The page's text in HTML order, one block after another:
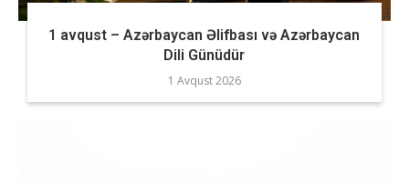
1 avqust – Azərbaycan Əlifbası və Azərbaycan
Dili Günüdür
1 Avqust 2026